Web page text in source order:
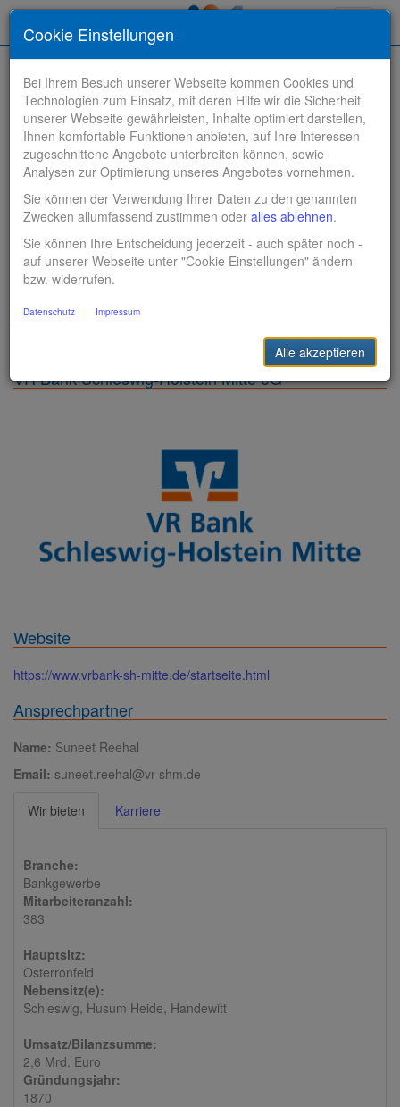
Stelle finden
Vertriebsbank
Produktionsbank
Sonstiges
VR Bank Schleswig-Holstein Mitte eG
Website
https://www.vrbank-sh-mitte.de/startseite.html
Ansprechpartner
Name: Suneet Reehal
Email: suneet.reehal@vr-shm.de
Wir bieten Karriere
Branche:
Bankgewerbe
Mitarbeiteranzahl:
383
Hauptsitz:
Osterrönfeld
Nebensitz(e):
Schleswig, Husum Heide, Handewitt
Umsatz/Bilanzsumme:
2,6 Mrd. Euro
Gründungsjahr:
1870
Cookie Einstellungen
Bei Ihrem Besuch unserer Webseite kommen Cookies und
Technologien zum Einsatz, mit deren Hilfe wir die Sicherheit
unserer Webseite gewährleisten, Inhalte optimiert darstellen,
Ihnen komfortable Funktionen anbieten, auf Ihre Interessen
zugeschnittene Angebote unterbreiten können, sowie
Analysen zur Optimierung unseres Angebotes vornehmen.
Sie können der Verwendung Ihrer Daten zu den genannten
Zwecken allumfassend zustimmen oder alles ablehnen.
Sie können Ihre Entscheidung jederzeit - auch später noch -
auf unserer Webseite unter "Cookie Einstellungen" ändern
bzw. widerrufen.
Datenschutz Impressum
Alle akzeptieren